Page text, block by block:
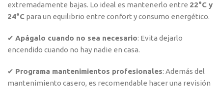
extremadamente bajas. Lo ideal es mantenerlo entre 22°C y
24°C para un equilibrio entre confort y consumo energético.
✔ Apágalo cuando no sea necesario: Evita dejarlo
encendido cuando no hay nadie en casa.
✔ Programa mantenimientos profesionales: Además del
mantenimiento casero, es recomendable hacer una revisión